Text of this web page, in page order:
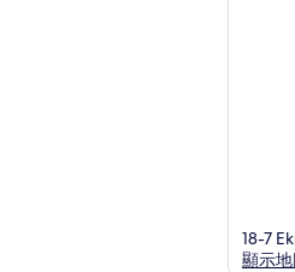
18-7
顯示